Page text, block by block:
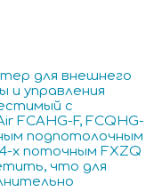
для внешнего
и управления
с
FCAHG-F, FCQHG-
подпотолочным
х поточным FXZQ
что для